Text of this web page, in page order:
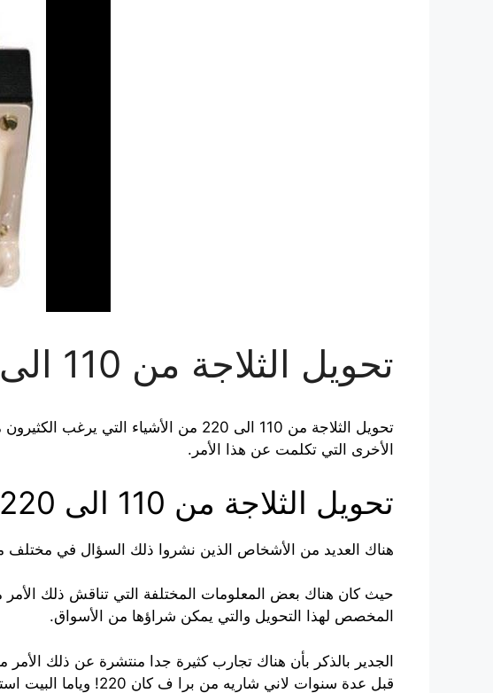
تحويل الثلاجة من 110 الى 220
تحويل الثلاجة من 110 الى 220 من
الأخرى التي تكلمت عن هذا الأمر.
تحويل الثلاجة من 110 الى 220
هناك العديد من الأشخاص الذين نشروا ذلك السؤال في مختلف
حيث كان هناك بعض المعلومات المختلفة التي تناقش ذلك
المخصص لهذا التحويل والتي يمكن شراؤها من الأسواق.
الجدير بالذكر بأن هناك تجارب كثيرة جدا منتشرة عن ذلك
قبل عدة سنوات لاني شاريه من برا ف كان 220! وياما البيت استخدمه لاكثر من شي”